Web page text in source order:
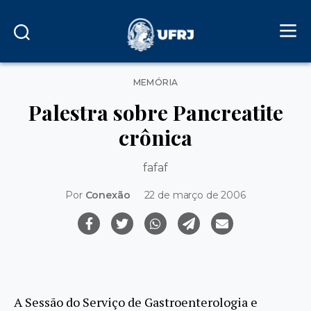
Categorias
MEMÓRIA
Palestra sobre Pancreatite
crônica
fafaf
Por Conexão 22 de março de 2006
A Sessão do Serviço de Gastroenterologia e